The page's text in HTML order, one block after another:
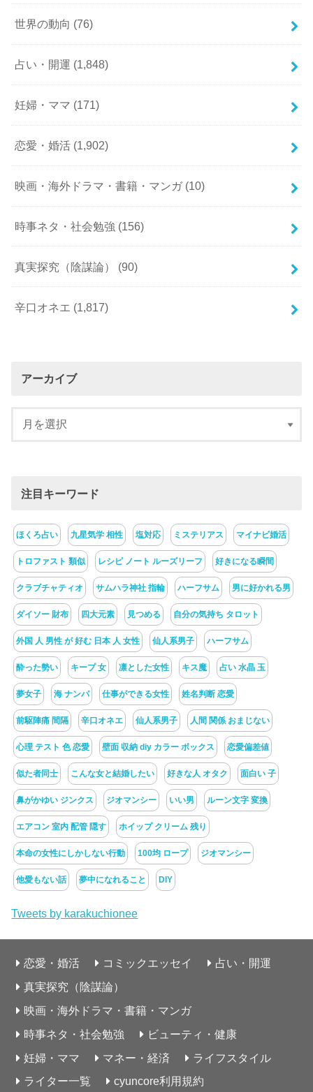
世界の動向 (76)
占い・開運 (1,848)
妊婦・ママ (171)
恋愛・婚活 (1,902)
映画・海外ドラマ・書籍・マンガ (10)
時事ネタ・社会勉強 (156)
真実探究（陰謀論） (90)
辛口オネエ (1,817)
アーカイブ
注目キーワード
ほくろ占い 九星気学 相性 塩対応 ミステリアス マイナビ婚活
トロファスト 類似 レシピ ノート ルーズリーフ 好きになる瞬間
クラブチャティオ サムハラ神社 指輪 ハーフサム 男に好かれる男
ダイソー 財布 四大元素 見つめる 自分の気持ち タロット
外国 人 男性 が 好む 日本 人 女性 仙人系男子 ハーフサム
酔った勢い キープ 女 凛とした女性 キス魔 占い 水晶 玉
夢女子 海 ナンパ 仕事ができる女性 姓名判断 恋愛
前駆陣痛 間隔 辛口オネエ 仙人系男子 人間 関係 おまじない
心理 テスト 色 恋愛 壁面 収納 diy カラー ボックス 恋愛偏差値
似た者同士 こんな女と結婚したい 好きな人 オタク 面白い 子
鼻がかゆい ジンクス ジオマンシー いい男 ルーン文字 変換
エアコン 室内 配管 隠す ホイップ クリーム 残り
本命の女性にしかしない行動 100均 ロープ ジオマンシー
他愛もない話 夢中になれること DIY
Tweets by karakuchionee
恋愛・婚活 コミックエッセイ
占い・開運
真実探究（陰謀論）
映画・海外ドラマ・書籍・マンガ
時事ネタ・社会勉強
ビューティ・健康
妊婦・ママ
マネー・経済
ライフスタイル
ライター一覧
cyuncore利用規約